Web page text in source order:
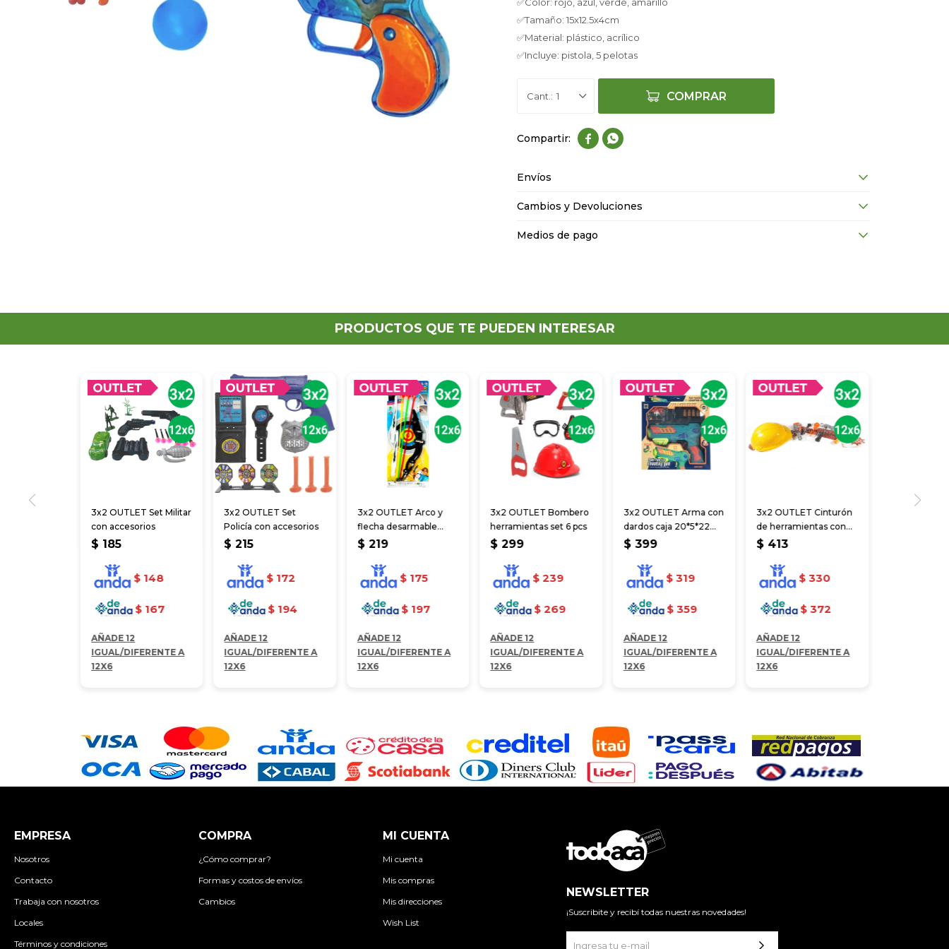
✅Tamaño: 15x12.5x4cm
✅Material: plástico, acrílico
✅Incluye: pistola, 5 pelotas
1 COMPRAR
 
Envíos
Cambios y Devoluciones
Medios de pago
PRODUCTOS QUE TE PUEDEN INTERESAR
3x2 OUTLET Set Militar
con accesorios
$ 185
$ 148
$ 167
AÑADE 12
IGUAL/DIFERENTE A
12X6
3x2 OUTLET Set
Policía con accesorios
$ 215
$ 172
$ 194
AÑADE 12
IGUAL/DIFERENTE A
12X6
3x2 OUTLET Arco y
flecha desarmable
54*21 cm
$ 219
$ 175
$ 197
AÑADE 12
IGUAL/DIFERENTE A
12X6
3x2 OUTLET Bombero
herramientas set 6 pcs
$ 299
$ 239
$ 269
AÑADE 12
IGUAL/DIFERENTE A
12X6
3x2 OUTLET Arma con
dardos caja 20*5*22
cm
$ 399
$ 319
$ 359
AÑADE 12
IGUAL/DIFERENTE A
12X6
3x2 OUTLET Cinturón
de herramientas con
casco
$ 413
$ 330
$ 372
AÑADE 12
IGUAL/DIFERENTE A
12X6
EMPRESA
Nosotros
Contacto
Trabaja con nosotros
Locales
Términos y condiciones
COMPRA
¿Cómo comprar?
Formas y costos de envíos
Cambios
MI CUENTA
Mi cuenta
Mis compras
Mis direcciones
Wish List
NEWSLETTER
¡Suscribite y recibí todas nuestras novedades!